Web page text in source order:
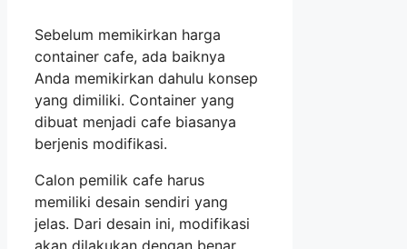
Sebelum memikirkan harga
container cafe, ada baiknya
Anda memikirkan dahulu konsep
yang dimiliki. Container yang
dibuat menjadi cafe biasanya
berjenis modifikasi.
Calon pemilik cafe harus
memiliki desain sendiri yang
jelas. Dari desain ini, modifikasi